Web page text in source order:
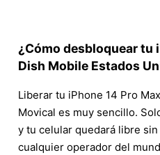
¿Cómo desbloquear tu
Dish Mobile Estados
Liberar tu iPhone 14 Pro
Movical es muy sencillo.
y tu celular quedará libre
cualquier operador del